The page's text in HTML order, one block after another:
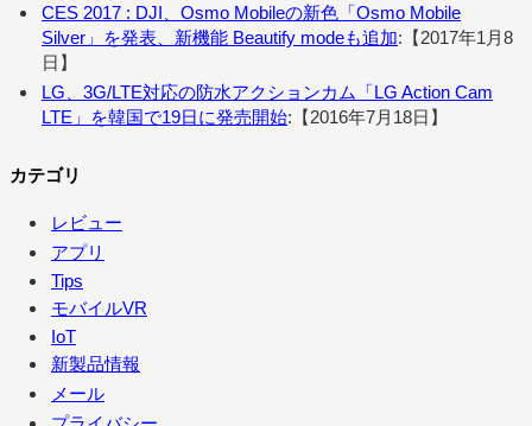
CES 2017 : DJI、Osmo Mobileの新色「Osmo Mobile
Silver」を発表、新機能 Beautify modeも追加:【2017年1月8
日】
LG、3G/LTE対応の防水アクションカム「LG Action Cam
LTE」を韓国で19日に発売開始:【2016年7月18日】
カテゴリ
レビュー
アプリ
Tips
モバイルVR
IoT
新製品情報
メール